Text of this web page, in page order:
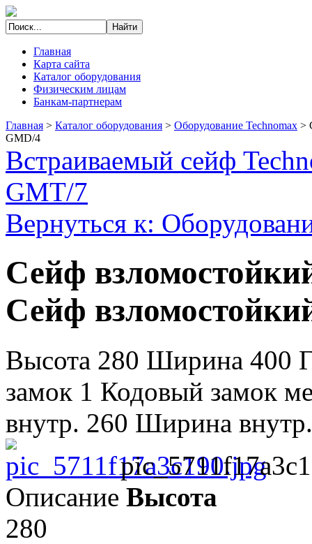
Главная
Карта сайта
Каталог оборудования
Физическим лицам
Банкам-партнерам
Главная > Каталог оборудования > Оборудование Technomax >
GМD/4
Встраиваемый сейф
GMT/7
Вернуться к:
Сейф
Сейф
Высота 280 Ширина 400
замок 1 Кодовый замок
внутр. 260 Ширина
Описание Высота
280